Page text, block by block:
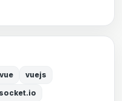
vue
vuejs
socket.io